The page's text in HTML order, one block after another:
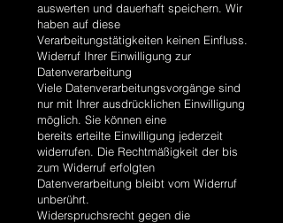
auswerten und dauerhaft speichern. Wir
haben auf diese
Verarbeitungstätigkeiten keinen Einfluss.
Widerruf Ihrer Einwilligung zur
Datenverarbeitung
Viele Datenverarbeitungsvorgänge sind
nur mit Ihrer ausdrücklichen Einwilligung
möglich. Sie können eine
bereits erteilte Einwilligung jederzeit
widerrufen. Die Rechtmäßigkeit der bis
zum Widerruf erfolgten
Datenverarbeitung bleibt vom Widerruf
unberührt.
Widerspruchsrecht gegen die